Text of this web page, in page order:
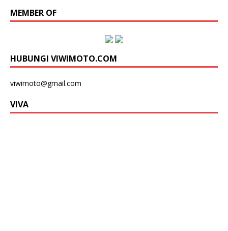
MEMBER OF
HUBUNGI VIWIMOTO.COM
viwimoto@gmail.com
VIVA